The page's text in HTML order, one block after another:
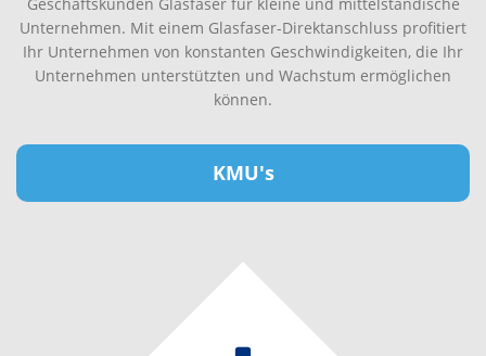
Unternehmen. Mit einem Glasfaser-Direktanschluss profitiert
Ihr Unternehmen von konstanten Geschwindigkeiten, die Ihr
Unternehmen unterstützten und Wachstum ermöglichen
können.
KMU's